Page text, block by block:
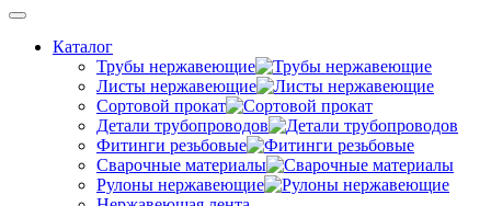
Каталог
Трубы нержавеющие
Листы нержавеющие
Сортовой прокат
Детали трубопроводов
Фитинги резьбовые
Сварочные материалы
Рулоны нержавеющие